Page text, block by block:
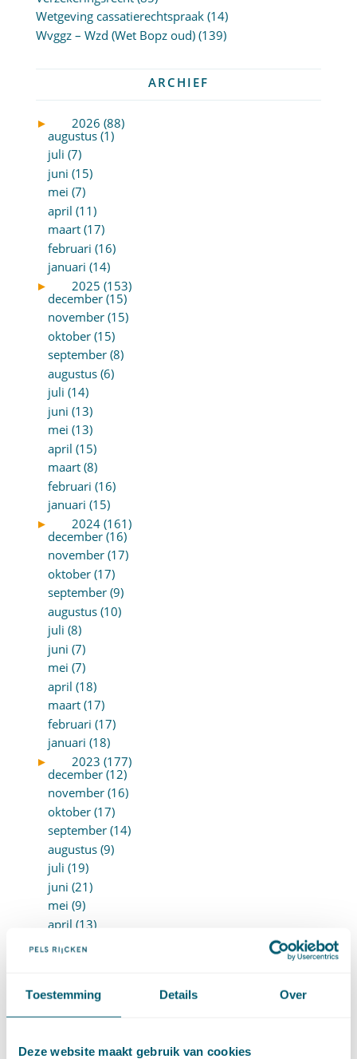
Toestemming Details Over
Deze website maakt gebruik van cookies
Wetgeving cassatierechtspraak(14)
Wvggz – Wzd (Wet Bopz oud)(139)
ARCHIEF
►
2026 (88)
augustus (1)
juli (7)
juni (15)
mei (7)
april (11)
maart (17)
februari (16)
januari (14)
►
2025 (153)
december (15)
november (15)
oktober (15)
september (8)
augustus (6)
juli (14)
juni (13)
mei (13)
april (15)
maart (8)
februari (16)
januari (15)
►
2024 (161)
december (16)
november (17)
oktober (17)
september (9)
augustus (10)
juli (8)
juni (7)
mei (7)
april (18)
maart (17)
februari (17)
januari (18)
►
2023 (177)
december (12)
november (16)
oktober (17)
september (14)
augustus (9)
juli (19)
juni (21)
mei (9)
april (13)
maart (17)
►
2022 (168)
oktober (15)